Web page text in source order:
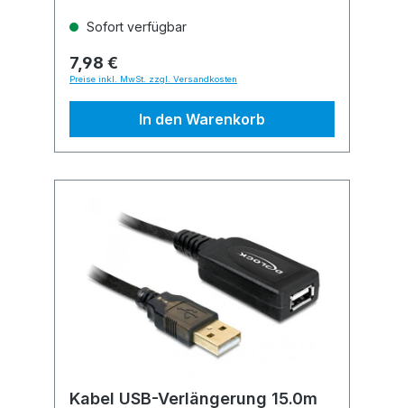
Sofort verfügbar
7,98 €
Preise inkl. MwSt. zzgl. Versandkosten
In den Warenkorb
Kabel USB-Verlängerung 15.0m